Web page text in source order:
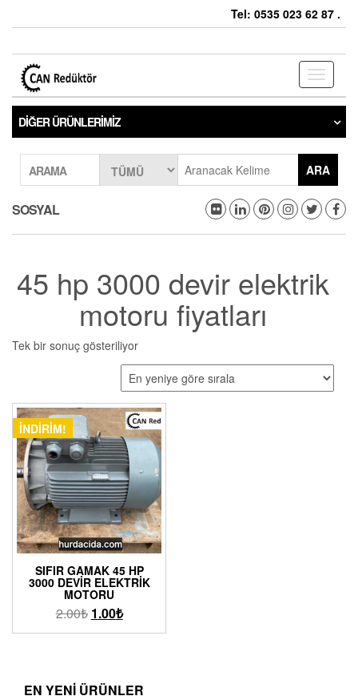
Tel: 0535 023 62 87 .
Toggle
DIĞER ÜRÜNLERIMIZ
ARAMA ARA
SOSYAL
45 hp 3000 devir elektrik
motoru fiyatları
Tek bir sonuç gösteriliyor
İNDIRIM!
SIFIR GAMAK 45 HP
3000 DEVIR ELEKTRIK
MOTORU
2.00₺ 1.00₺
EN YENI ÜRÜNLER